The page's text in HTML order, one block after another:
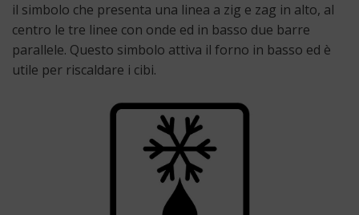
il simbolo che presenta una linea a zig e zag in alto, al
centro le tre linee con onde ed in basso due barre
parallele. Questo simbolo attiva il forno in basso ed è
utile per riscaldare i cibi.